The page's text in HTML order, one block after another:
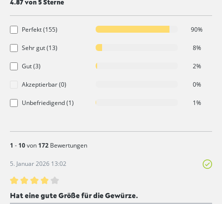
4.87 von 5 Sterne
Perfekt (155) 90%
Sehr gut (13) 8%
Gut (3) 2%
Akzeptierbar (0) 0%
Unbefriedigend (1) 1%
1 - 10von 172 Bewertungen
5. Januar 2026 13:02
Bewertung mit 4 von 5 Sternen
Hat eine gute Größe für die Gewürze.